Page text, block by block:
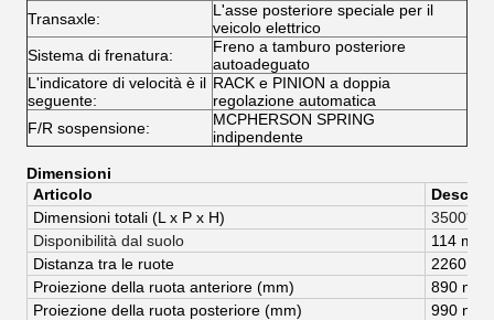
Transaxle:
L'asse posteriore speciale per il
veicolo elettrico
Sistema di frenatura:
Freno a tamburo posteriore
autoadeguato
L'indicatore di velocità è il
seguente:
RACK e PINION a doppia
regolazione automatica
F/R sospensione:
MCPHERSON SPRING
indipendente
Dimensioni
Articolo
Dimensioni totali (L x P x H)
Disponibilità dal suolo
114 mm
Distanza tra le ruote
2260
Proiezione della ruota anteriore (mm)
890 mm
Proiezione della ruota posteriore (mm)
990 mm